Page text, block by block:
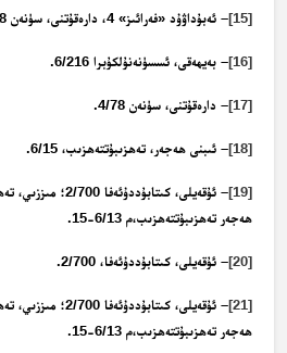
[15]– ئەبۇداۋۇد «فەرائىز» 4، دارەقۇتنى، سۈنەن 4/78.
[16]– بەيھەقى، ئسسۈنەنۇلكۇبرا 6/216.
[17]– دارەقۇتنى، سۈنەن 4/78.
[18]– ئىبنى ھەجەر، تەھزىبۇتتەھزىب، 6/15.
[19]
ھەجەر تەھزىبۇتتەھزىب،م 6/13-15.
[20]– ئۇقەيلى، كىتابۇددۇئەفا، 2/700.
[21]
ھەجەر تەھزىبۇتتەھزىب،م 6/13-15.